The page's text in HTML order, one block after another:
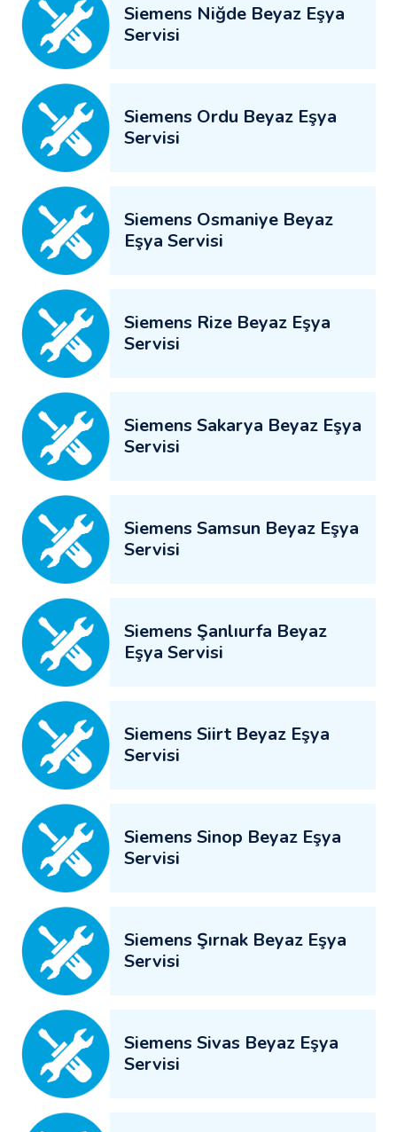
Siemens Niğde Beyaz Eşya
Servisi
Siemens Ordu Beyaz Eşya
Servisi
Siemens Osmaniye Beyaz
Eşya Servisi
Siemens Rize Beyaz Eşya
Servisi
Siemens Sakarya Beyaz Eşya
Servisi
Siemens Samsun Beyaz Eşya
Servisi
Siemens Şanlıurfa Beyaz
Eşya Servisi
Siemens Siirt Beyaz Eşya
Servisi
Siemens Sinop Beyaz Eşya
Servisi
Siemens Şırnak Beyaz Eşya
Servisi
Siemens Sivas Beyaz Eşya
Servisi